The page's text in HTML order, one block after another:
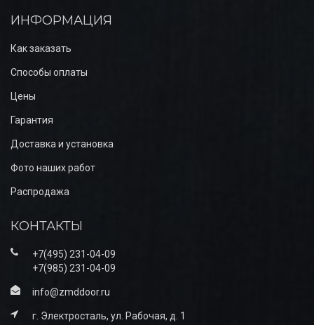
ИНФОРМАЦИЯ
Как заказать
Способы оплаты
Цены
Гарантия
Доставка и установка
Фото наших работ
Распродажа
КОНТАКТЫ
+7(495) 231-04-09
+7(985) 231-04-09
info@zmddoor.ru
г. Электросталь, ул. Рабочая, д. 1